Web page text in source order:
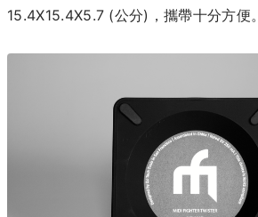
15.4X15.4X5.7 (公分)，攜帶十分方便。